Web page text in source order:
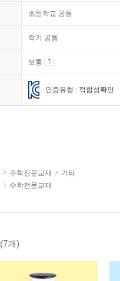
초등학교 공통
학기 공통
보통
인증유형 : 적합성확인
수학전문교재
기타
수학전문교재
(7개)